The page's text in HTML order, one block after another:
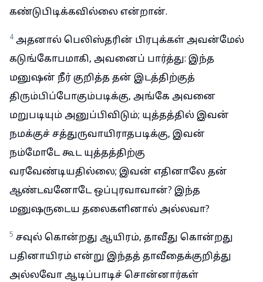
கண்டுபிடிக்கவில்லை என்றான்.
4 அதனால் பெலிஸ்தரின் பிரபுக்கள் அவன்மேல்
கடுங்கோபமாகி, அவனைப் பார்த்து: இந்த
மனுஷன் நீர் குறித்த தன் இடத்திற்குத்
திரும்பிப்போகும்படிக்கு, அங்கே அவனை
மறுபடியும் அனுப்பிவிடும்; யுத்தத்தில் இவன்
நமக்குச் சத்துருவாயிராதபடிக்கு, இவன்
நம்மோடே கூட யுத்தத்திற்கு
வரவேண்டியதில்லை; இவன் எதினாலே தன்
ஆண்டவனோடே ஒப்புரவாவான்? இந்த
மனுஷருடைய தலைகளினால் அல்லவா?
5 சவுல் கொன்றது ஆயிரம், தாவீது கொன்றது
பதினாயிரம் என்று இந்தத் தாவீதைக்குறித்து
அல்லவோ ஆடிப்பாடிச் சொன்னார்கள்